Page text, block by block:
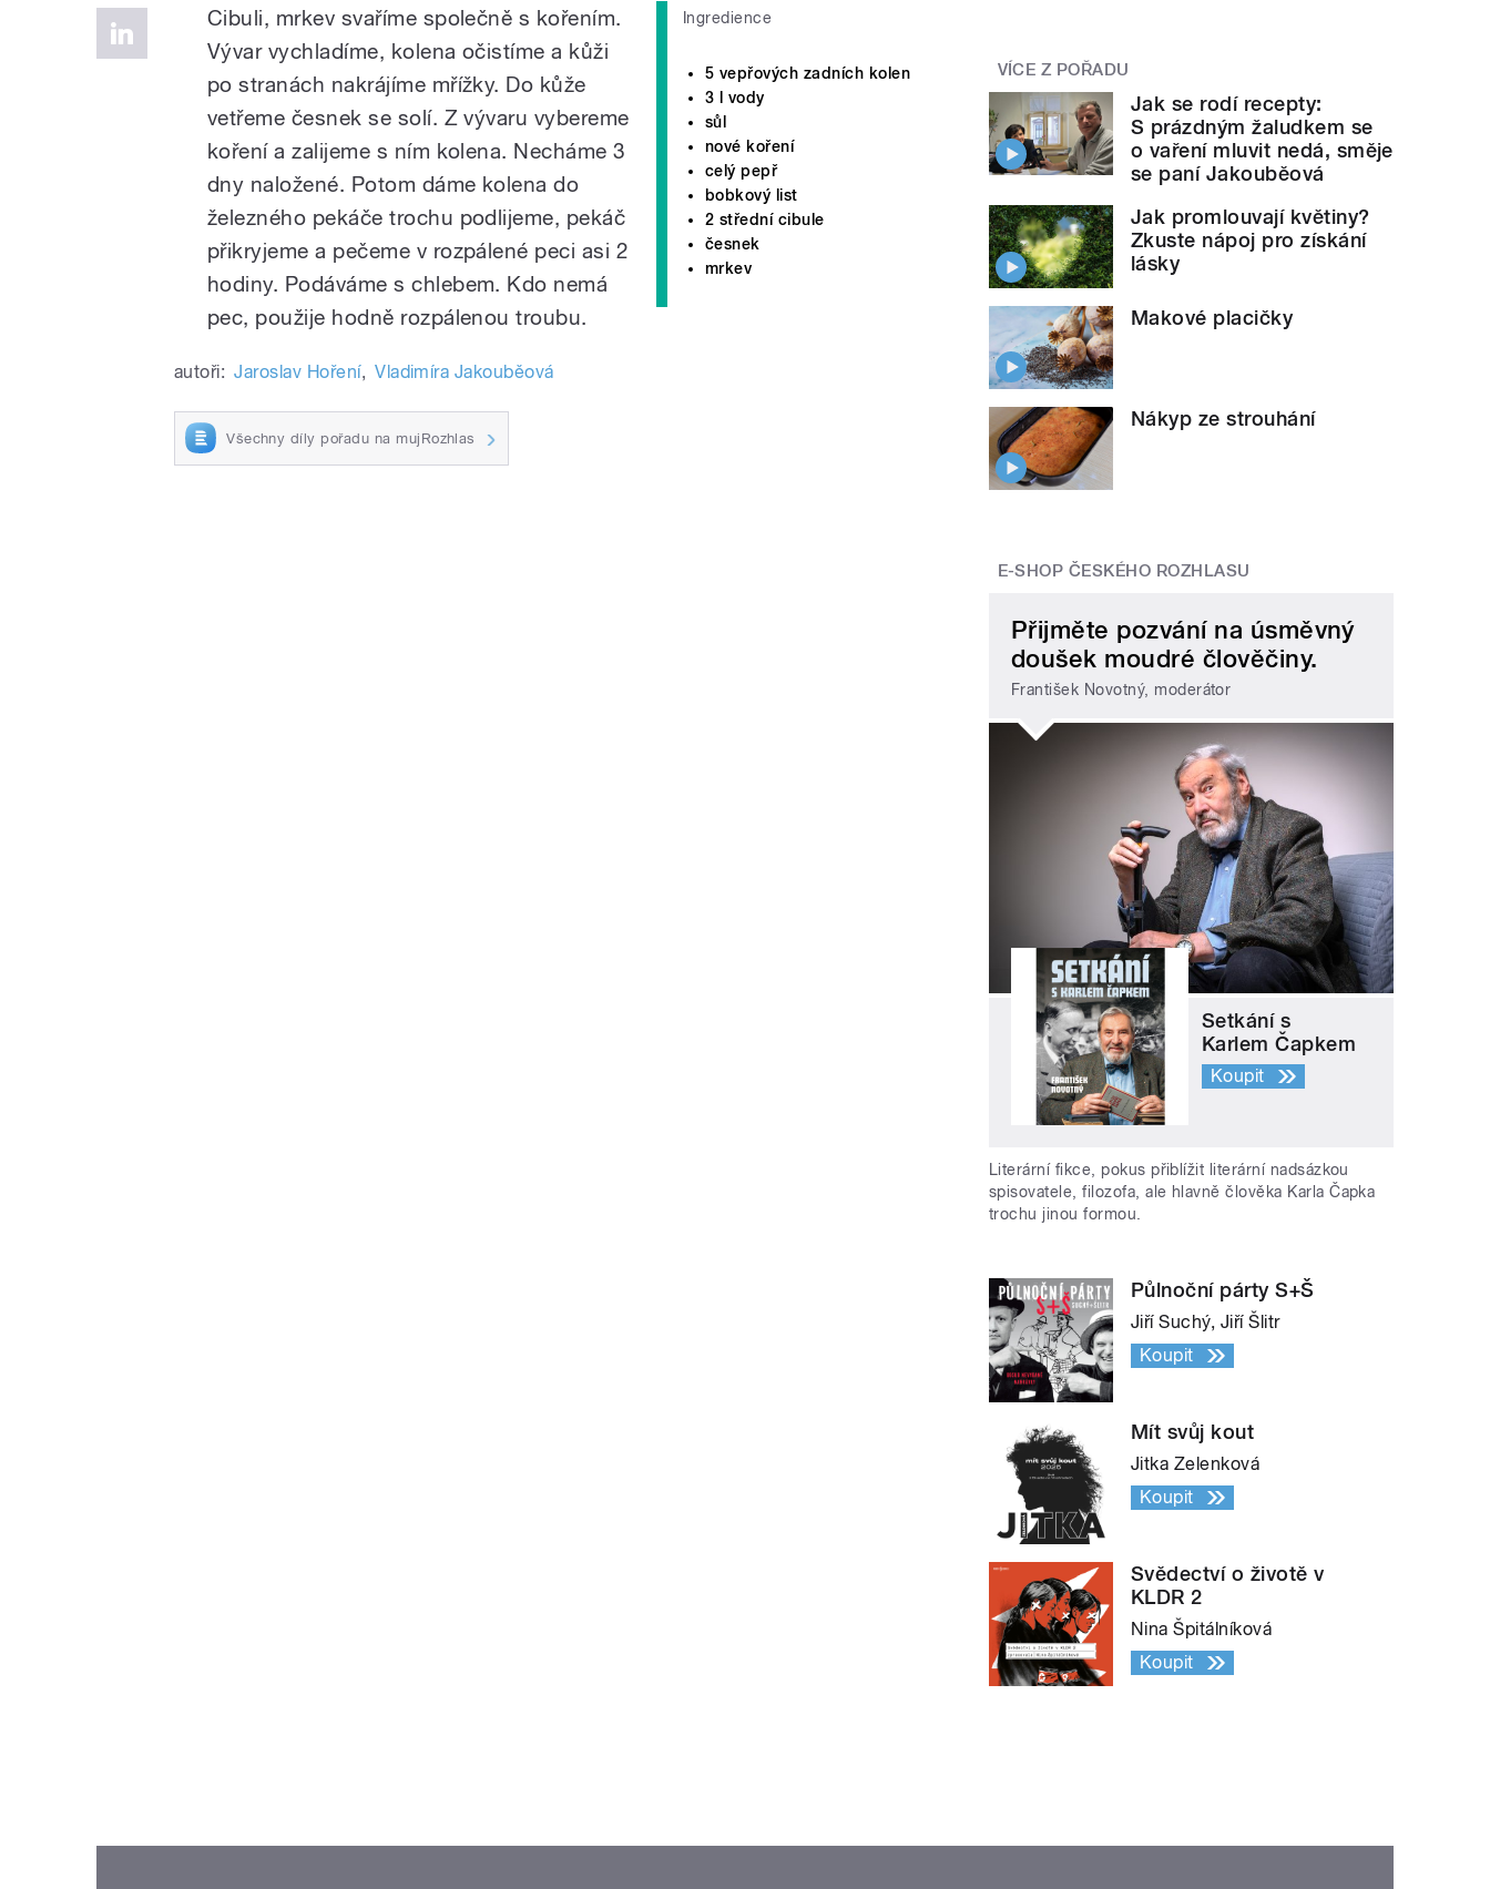
Ingredience
5 vepřových zadních kolen
3 l vody
sůl
nové koření
celý pepř
bobkový list
2 střední cibule
česnek
mrkev
Cibuli, mrkev svaříme společně s kořením.
Vývar vychladíme, kolena očistíme a kůži
po stranách nakrájíme mřížky. Do kůže
vetřeme česnek se solí. Z vývaru vybereme
koření a zalijeme s ním kolena. Necháme 3
dny naložené. Potom dáme kolena do
železného pekáče trochu podlijeme, pekáč
přikryjeme a pečeme v rozpálené peci asi 2
hodiny. Podáváme s chlebem. Kdo nemá
pec, použije hodně rozpálenou troubu.
autoři: Jaroslav Hoření, Vladimíra Jakouběová
Všechny díly pořadu na mujRozhlas
VÍCE Z POŘADU
Jak se rodí recepty:
S prázdným žaludkem se
o vaření mluvit nedá, směje
se paní Jakouběová
Jak promlouvají květiny?
Zkuste nápoj pro získání
lásky
Makové placičky
Nákyp ze strouhání
E-SHOP ČESKÉHO ROZHLASU
Přijměte pozvání na úsměvný
doušek moudré člověčiny.
František Novotný, moderátor
Setkání s
Karlem Čapkem
Koupit
Literární fikce, pokus přiblížit literární nadsázkou
spisovatele, filozofa, ale hlavně člověka Karla Čapka
trochu jinou formou.
Půlnoční párty S+Š
Jiří Suchý, Jiří Šlitr
Koupit
Mít svůj kout
Jitka Zelenková
Koupit
Svědectví o životě v
KLDR 2
Nina Špitálníková
Koupit